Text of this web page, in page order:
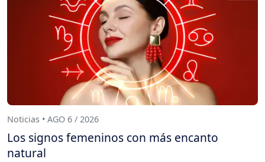
Noticias • AGO 6 / 2026
Los signos femeninos con más encanto
natural